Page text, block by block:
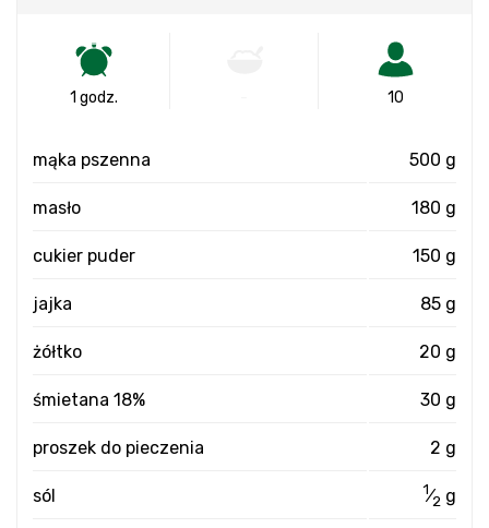
1 godz. 10
mąka pszenna 500 g
masło 180 g
cukier puder 150 g
jajka 85 g
żółtko 20 g
śmietana 18% 30 g
proszek do pieczenia 2 g
sól 1⁄2 g